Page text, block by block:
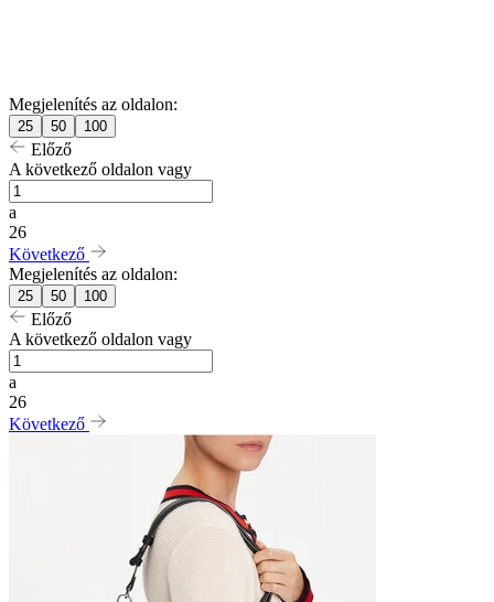
Megjelenítés az oldalon:
25 50 100
Előző
A következő oldalon vagy
a
26
Következő
Megjelenítés az oldalon:
25 50 100
Előző
A következő oldalon vagy
a
26
Következő